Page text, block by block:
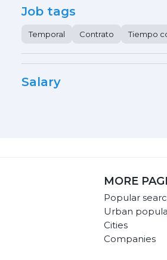
Job tags
Temporal Contrato Tiempo
Salary
MORE
Popular
Urban
Cities
Companies